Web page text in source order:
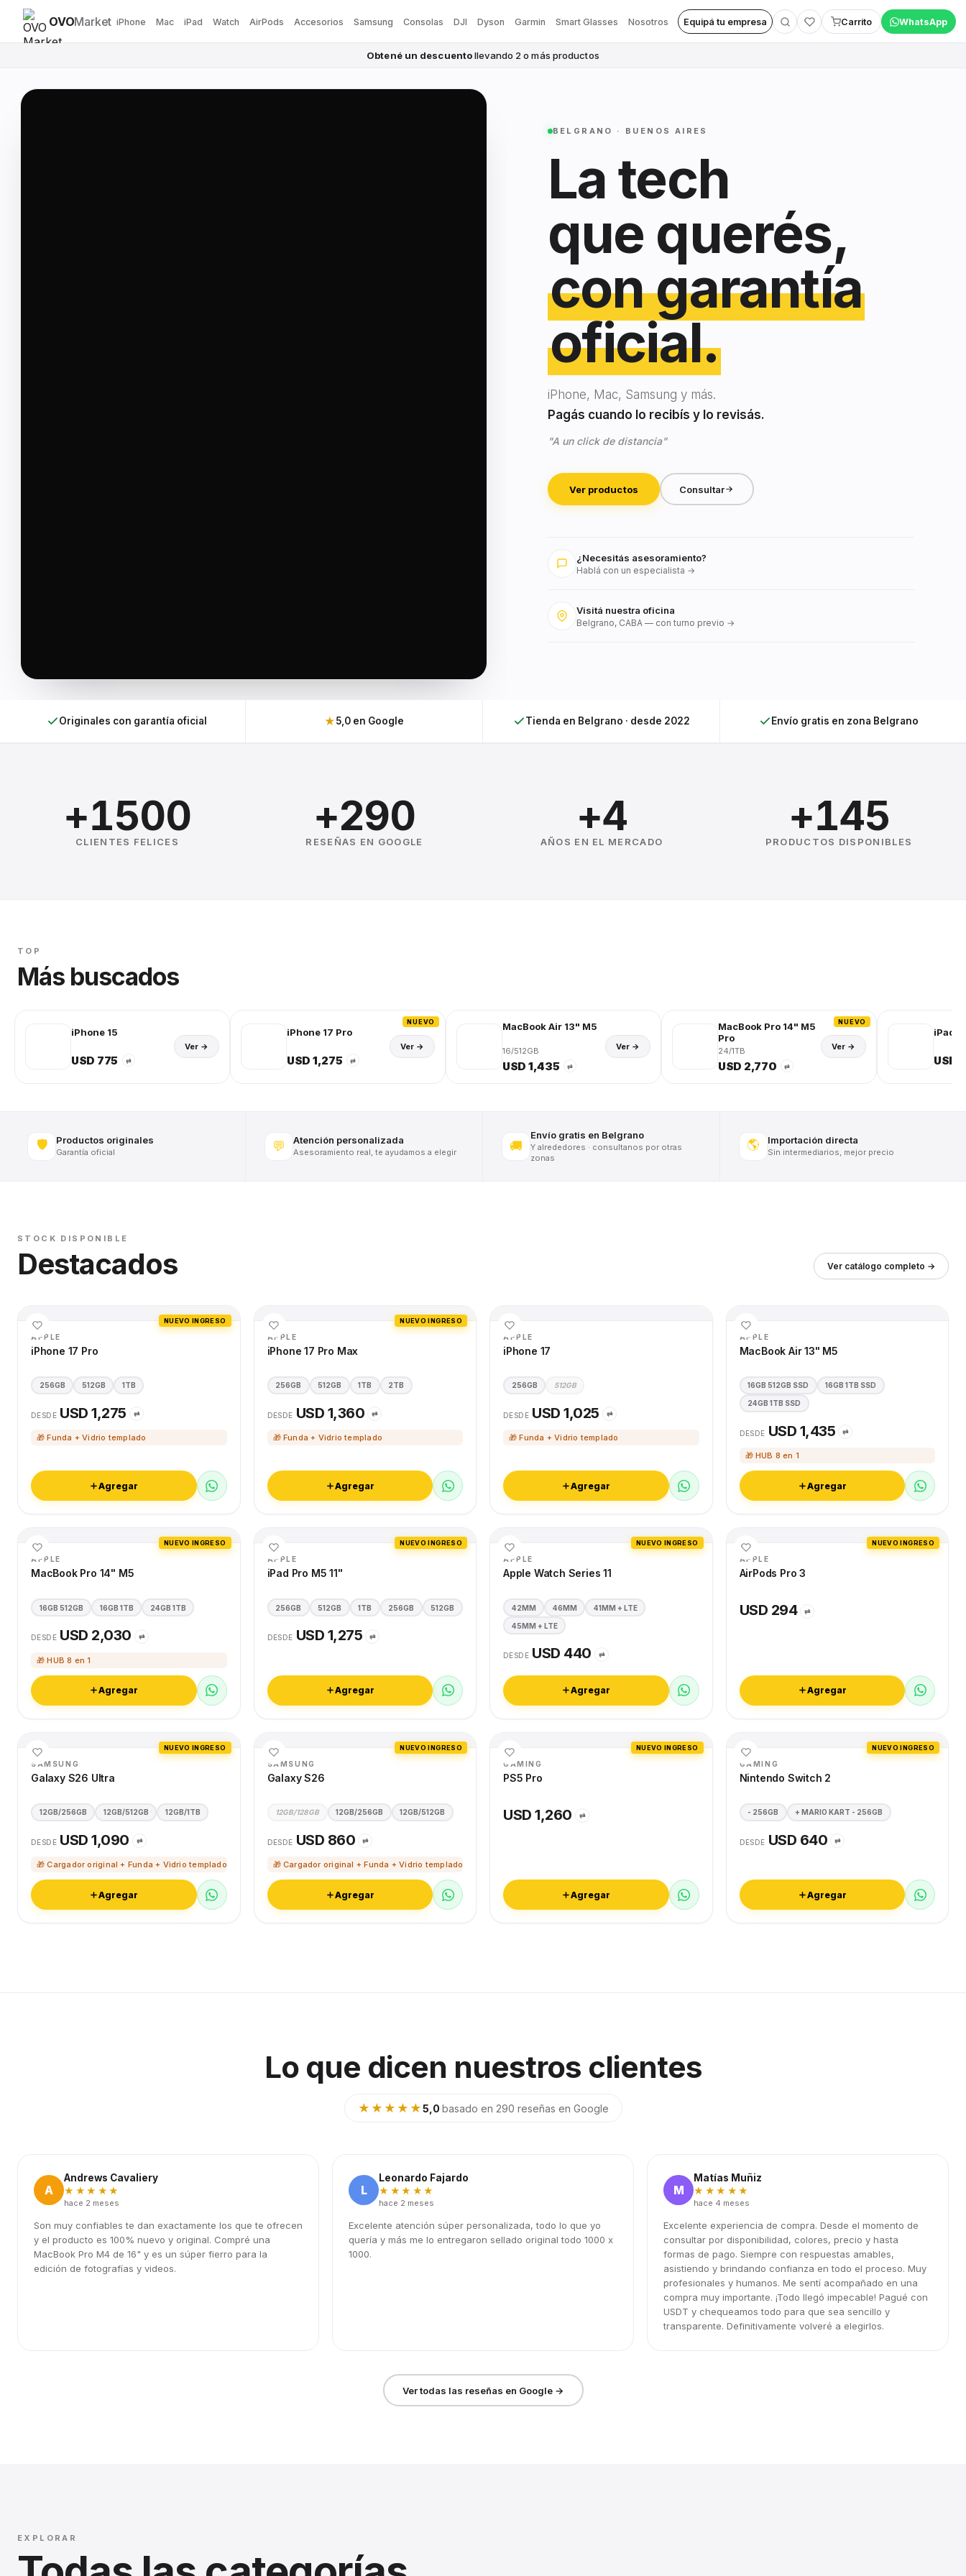
OVOMarket iPhone Mac iPad Watch AirPods Accesorios Samsung Consolas DJI Dyson Garmin Smart Glasses Nosotros Equipá tu empresa Carrito WhatsApp
Obtené un descuentollevando 2 o más productos
BELGRANO · BUENOS AIRES
La tech
que querés,
con garantía
oficial.
iPhone, Mac, Samsung y más.
Pagás cuando lo recibís y lo revisás.
"A un click de distancia"
Ver productos Consultar
¿Necesitás asesoramiento?
Hablá con un especialista →
Visitá nuestra oficina
Belgrano, CABA — con turno previo →
Originales con garantía oficial ★5,0 en Google Tienda en Belgrano · desde 2022 Envío gratis en zona Belgrano
+1500
CLIENTES FELICES
+290
RESEÑAS EN GOOGLE
+4
AÑOS EN EL MERCADO
+145
PRODUCTOS DISPONIBLES
TOP
Más buscados
iPhone 15
USD 775 ⇄
Ver →
NUEVO
iPhone 17 Pro
USD 1,275 ⇄
Ver →
MacBook Air 13" M5
16/512GB
USD 1,435 ⇄
Ver →
NUEVO
MacBook Pro 14" M5
Pro
24/1TB
USD 2,770 ⇄
Ver →
iPad
USD
🛡️ Productos originales
Garantía oficial 💬 Atención personalizada
Asesoramiento real, te ayudamos a elegir 🚚
Envío gratis en Belgrano
Y alrededores · consultanos por otras
zonas
🌎 Importación directa
Sin intermediarios, mejor precio
STOCK DISPONIBLE
Destacados Ver catálogo completo →
NUEVO INGRESO
APPLE
iPhone 17 Pro
256GB 512GB 1TB
DESDE USD 1,275 ⇄
🎁 Funda + Vidrio templado
Agregar
NUEVO INGRESO
APPLE
iPhone 17 Pro Max
256GB 512GB 1TB 2TB
DESDE USD 1,360 ⇄
🎁 Funda + Vidrio templado
Agregar
APPLE
iPhone 17
256GB 512GB
DESDE USD 1,025 ⇄
🎁 Funda + Vidrio templado
Agregar
APPLE
MacBook Air 13" M5
16GB 512GB SSD 16GB 1TB SSD
24GB 1TB SSD
DESDE USD 1,435 ⇄
🎁 HUB 8 en 1
Agregar
NUEVO INGRESO
APPLE
MacBook Pro 14" M5
16GB 512GB 16GB 1TB 24GB 1TB
DESDE USD 2,030 ⇄
🎁 HUB 8 en 1
Agregar
NUEVO INGRESO
APPLE
iPad Pro M5 11"
256GB 512GB 1TB 256GB 512GB
DESDE USD 1,275 ⇄
Agregar
NUEVO INGRESO
APPLE
Apple Watch Series 11
42MM 46MM 41MM + LTE
45MM + LTE
DESDE USD 440 ⇄
Agregar
NUEVO INGRESO
APPLE
AirPods Pro 3
USD 294 ⇄
Agregar
NUEVO INGRESO
SAMSUNG
Galaxy S26 Ultra
12GB/256GB 12GB/512GB 12GB/1TB
DESDE USD 1,090 ⇄
🎁 Cargador original + Funda + Vidrio templado
Agregar
NUEVO INGRESO
SAMSUNG
Galaxy S26
12GB/128GB 12GB/256GB 12GB/512GB
DESDE USD 860 ⇄
🎁 Cargador original + Funda + Vidrio templado
Agregar
NUEVO INGRESO
GAMING
PS5 Pro
USD 1,260 ⇄
Agregar
NUEVO INGRESO
GAMING
Nintendo Switch 2
- 256GB + MARIO KART - 256GB
DESDE USD 640 ⇄
Agregar
Lo que dicen nuestros clientes
★★★★★5,0·basado en 290 reseñas en Google
A
Andrews Cavaliery
★★★★★
hace 2 meses
Son muy confiables te dan exactamente los que te ofrecen
y el producto es 100% nuevo y original. Compré una
MacBook Pro M4 de 16" y es un súper fierro para la
edición de fotografías y videos.
L
Leonardo Fajardo
★★★★★
hace 2 meses
Excelente atención súper personalizada, todo lo que yo
quería y más me lo entregaron sellado original todo 1000 x
1000.
M
Matías Muñiz
★★★★★
hace 4 meses
Excelente experiencia de compra. Desde el momento de
consultar por disponibilidad, colores, precio y hasta
formas de pago. Siempre con respuestas amables,
asistiendo y brindando confianza en todo el proceso. Muy
profesionales y humanos. Me sentí acompañado en una
compra muy importante. ¡Todo llegó impecable! Pagué con
USDT y chequeamos todo para que sea sencillo y
transparente. Definitivamente volveré a elegirlos.
Ver todas las reseñas en Google →
EXPLORAR